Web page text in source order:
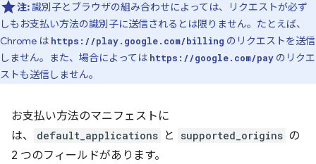
注:識別子とブラウザの組み合わせによっては、リクエストが必ず
しもお支払い方法の識別子に送信されるとは限りません。たとえば、
Chrome は https://play.google.com/billing のリクエストを送信
しません。また、場合によっては https://google.com/pay のリクエ
ストも送信しません。
お支払い方法のマニフェストに
は、
default_applications と supported_origins の
2 つのフィールドがあります。